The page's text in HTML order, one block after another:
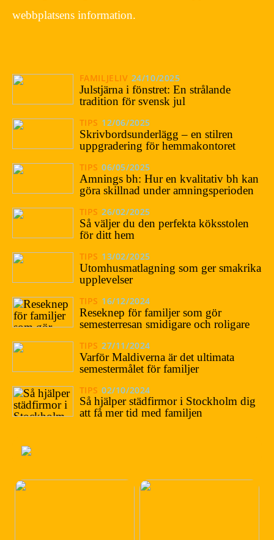
webbplatsens information.
FAMILJELIV 24/10/2025
Julstjärna i fönstret: En strålande
tradition för svensk jul
TIPS 12/06/2025
Skrivbordsunderlägg – en stilren
uppgradering för hemmakontoret
TIPS 06/05/2025
Amnings bh: Hur en kvalitativ bh kan
göra skillnad under amningsperioden
TIPS 26/02/2025
Så väljer du den perfekta köksstolen
för ditt hem
TIPS 13/02/2025
Utomhusmatlagning som ger smakrika
upplevelser
TIPS 16/12/2024
Reseknep för familjer som gör
semesterresan smidigare och roligare
TIPS 27/11/2024
Varför Maldiverna är det ultimata
semestermålet för familjer
TIPS 02/10/2024
Så hjälper städfirmor i Stockholm dig
att få mer tid med familjen